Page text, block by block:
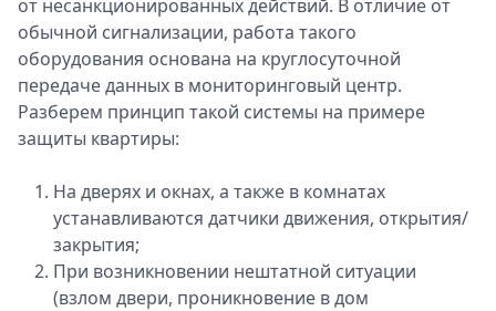
Выборы
2026
Скачай
Metro
от несанкционированных действий. В отличие от
обычной сигнализации, работа такого
оборудования основана на круглосуточной
передаче данных в мониторинговый центр.
Разберем принцип такой системы на примере
защиты квартиры:
На дверях и окнах, а также в комнатах
устанавливаются датчики движения, открытия/
закрытия;
При возникновении нештатной ситуации
(взлом двери, проникновение в дом